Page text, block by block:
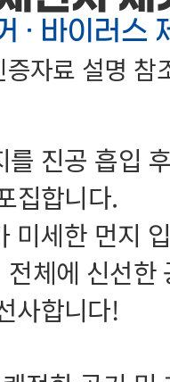
· 바이러스
증자료 설명 참
를 진공 흡입
집합니다.
미세한 먼지
체에 신선한
사합니다!